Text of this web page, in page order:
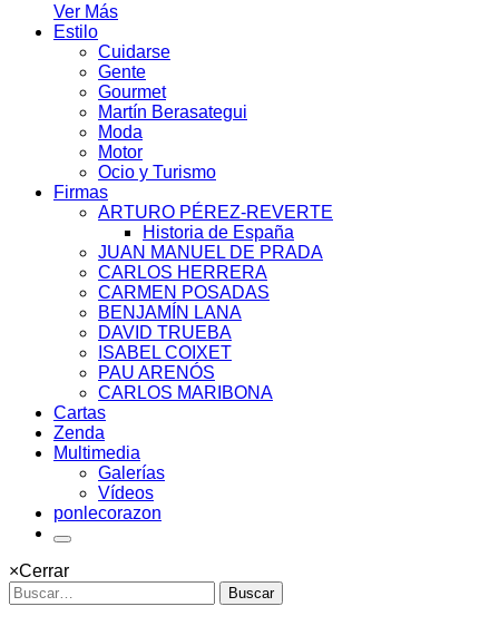
Ver Más
Estilo
Cuidarse
Gente
Gourmet
Martín Berasategui
Moda
Motor
Ocio y Turismo
Firmas
ARTURO PÉREZ-REVERTE
Historia de España
JUAN MANUEL DE PRADA
CARLOS HERRERA
CARMEN POSADAS
BENJAMÍN LANA
DAVID TRUEBA
ISABEL COIXET
PAU ARENÓS
CARLOS MARIBONA
Cartas
Zenda
Multimedia
Galerías
Vídeos
ponlecorazon
×Cerrar
Buscar